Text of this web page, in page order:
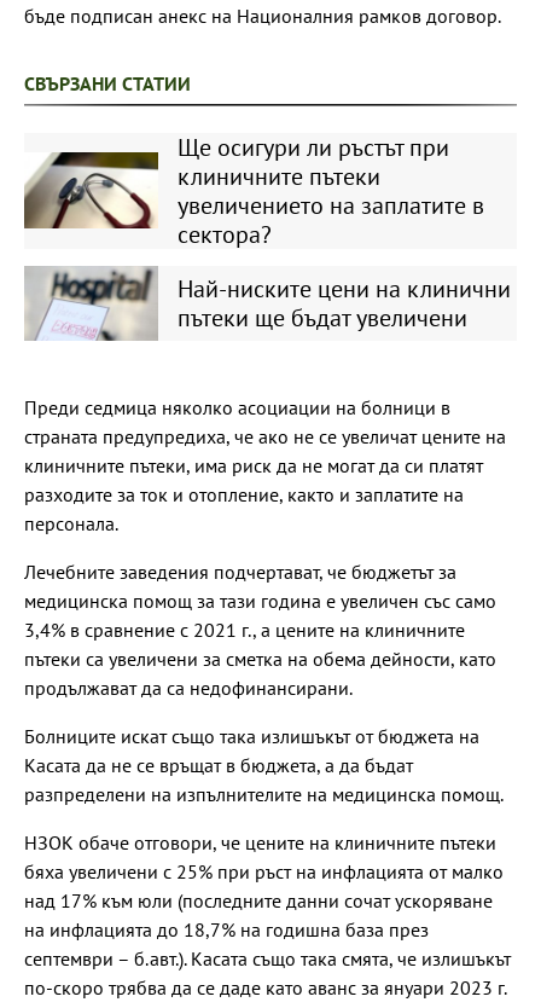
бъде подписан анекс на Националния рамков договор.
СВЪРЗАНИ СТАТИИ
Ще осигури ли ръстът при
клиничните пътеки
увеличението на заплатите в
сектора?
Най-ниските цени на клинични
пътеки ще бъдат увеличени
Преди седмица няколко асоциации на болници в
страната предупредиха, че ако не се увеличат цените на
клиничните пътеки, има риск да не могат да си платят
разходите за ток и отопление, както и заплатите на
персонала.
Лечебните заведения подчертават, че бюджетът за
медицинска помощ за тази година е увеличен със само
3,4% в сравнение с 2021 г., а цените на клиничните
пътеки са увеличени за сметка на обема дейности, като
продължават да са недофинансирани.
Болниците искат също така излишъкът от бюджета на
Касата да не се връщат в бюджета, а да бъдат
разпределени на изпълнителите на медицинска помощ.
НЗОК обаче отговори, че цените на клиничните пътеки
бяха увеличени с 25% при ръст на инфлацията от малко
над 17% към юли (последните данни сочат ускоряване
на инфлацията до 18,7% на годишна база през
септември – б.авт.). Касата също така смята, че излишъкът
по-скоро трябва да се даде като аванс за януари 2023 г.